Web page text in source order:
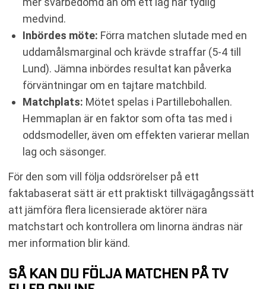
medvind.
Inbördes möte: Förra matchen slutade med en
uddamålsmarginal och krävde straffar (5-4 till
Lund). Jämna inbördes resultat kan påverka
förväntningar om en tajtare matchbild.
Matchplats: Mötet spelas i Partillebohallen.
Hemmaplan är en faktor som ofta tas med i
oddsmodeller, även om effekten varierar mellan
lag och säsonger.
För den som vill följa oddsrörelser på ett
faktabaserat sätt är ett praktiskt tillvägagångssätt
att jämföra flera licensierade aktörer nära
matchstart och kontrollera om linorna ändras när
mer information blir känd.
SÅ KAN DU FÖLJA MATCHEN PÅ TV